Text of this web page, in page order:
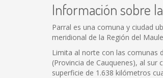
Información sobre
Parral es una comuna y ciudad
meridional de la Región del
Limita al norte con las comunas
(Provincia de Cauquenes), al sur
superficie de 1.638 kilómetros